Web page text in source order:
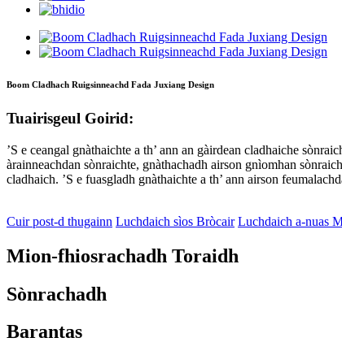
Boom Cladhach Ruigsinneachd Fada Juxiang Design
Tuairisgeul Goirid:
’S e ceangal gnàthaichte a th’ ann an gàirdean cladhaiche
àrainneachdan sònraichte, gnàthachadh airson gnìomhan
cladhaich. ’S e fuasgladh gnàthaichte a th’ ann airson
Cuir post-d thugainn Luchdaich sìos Bròcair Luchdaich a-nuas
Mion-fhiosrachadh Toraidh
Sònrachadh
Barantas